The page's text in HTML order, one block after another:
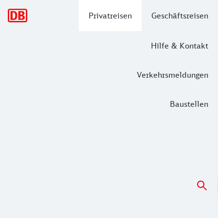
Privatreisen Geschäftsreisen
Hilfe & Kontakt
Verkehrsmeldungen
Baustellen